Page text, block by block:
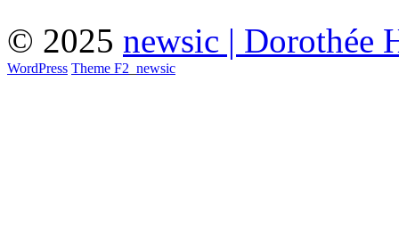
© 2025 newsic | Dorothée
WordPress Theme F2 newsic